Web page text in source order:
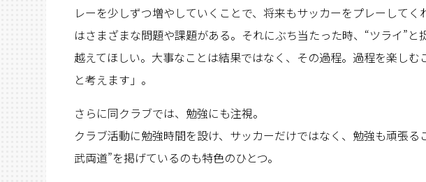
レーを少しずつ増やしていくことで、将来もサッカーをプレーして
はさまざまな問題や課題がある。それにぶち当たった時、“ツライ”
越えてほしい。大事なことは結果ではなく、その過程。過程を楽し
と考えます」。
さらに同クラブでは、勉強にも注視。
クラブ活動に勉強時間を設け、サッカーだけではなく、勉強も頑張
武両道”を掲げているのも特色のひとつ。